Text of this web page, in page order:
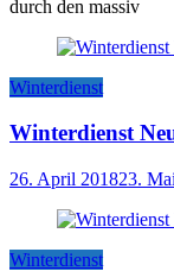
durch den massiv
Winterdienst
Winterdienst
26. April 201823.
Winterdienst